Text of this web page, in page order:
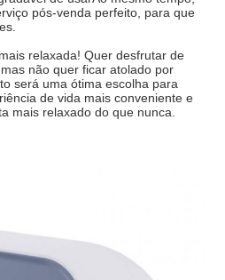
pós-venda perfeito, para que
relaxada! Quer desfrutar de
não quer ficar atolado por
será uma ótima escolha para
de vida mais conveniente e
mais relaxado do que nunca.